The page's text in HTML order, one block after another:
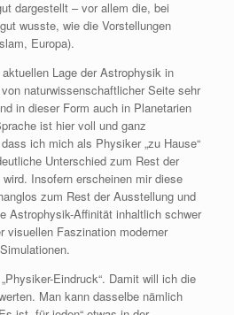
dargestellt – vor allem die, bei
wusste, wie die Vorstellungen
Europa).
Lage der Astrophysik in
naturwissenschaftlicher Seite sehr
in dieser Form auch in Planetarien
ist hier voll und ganz
ich mich als Physiker „zu Hause“
Unterschied zum Rest der
Insofern erscheinen mir diese
zum Rest der Ausstellung und
Astrophysik-Affinität inhaltlich schwer
visuellen Faszination moderner
Eindruck“. Damit will ich die
Man kann dasselbe nämlich